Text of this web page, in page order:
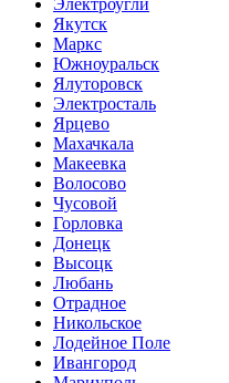
Якутск
Маркс
Южноуральск
Ялуторовск
Электросталь
Ярцево
Махачкала
Макеевка
Волосово
Чусовой
Горловка
Донецк
Высоцк
Любань
Отрадное
Никольское
Лодейное Поле
Ивангород